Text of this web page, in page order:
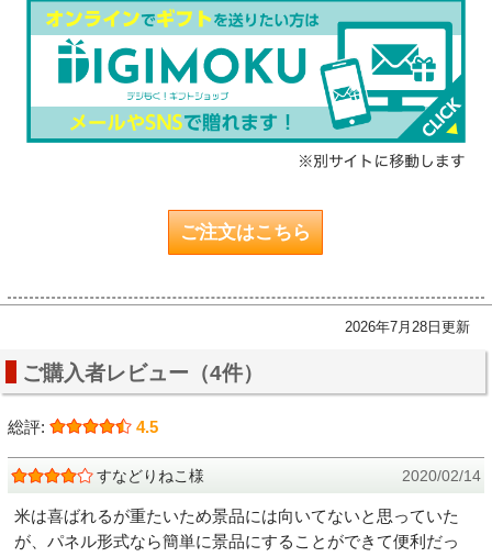
ご注文はこちら
2026年7月28日更新
ご購入者レビュー（4件）
総評: 4.5
すなどりねこ様 2020/02/14
米は喜ばれるが重たいため景品には向いてないと思っていた
が、パネル形式なら簡単に景品にすることができて便利だっ